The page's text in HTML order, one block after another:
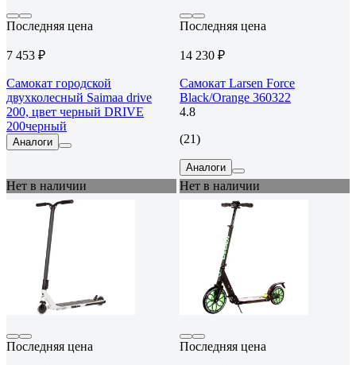
Последняя цена
7 453 ₽
Самокат городской
двухколесный Saimaa drive
200, цвет черный DRIVE
200черный
Аналоги
Последняя цена
14 230 ₽
Самокат Larsen Force
Black/Orange 360322
4.8
(21)
Аналоги
Нет в наличии
Последняя цена
Нет в наличии
Последняя цена